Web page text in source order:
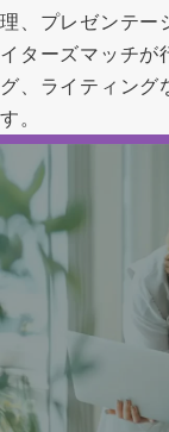
理、プレゼンテー
イターズマッチが
グ、ライティング
す。